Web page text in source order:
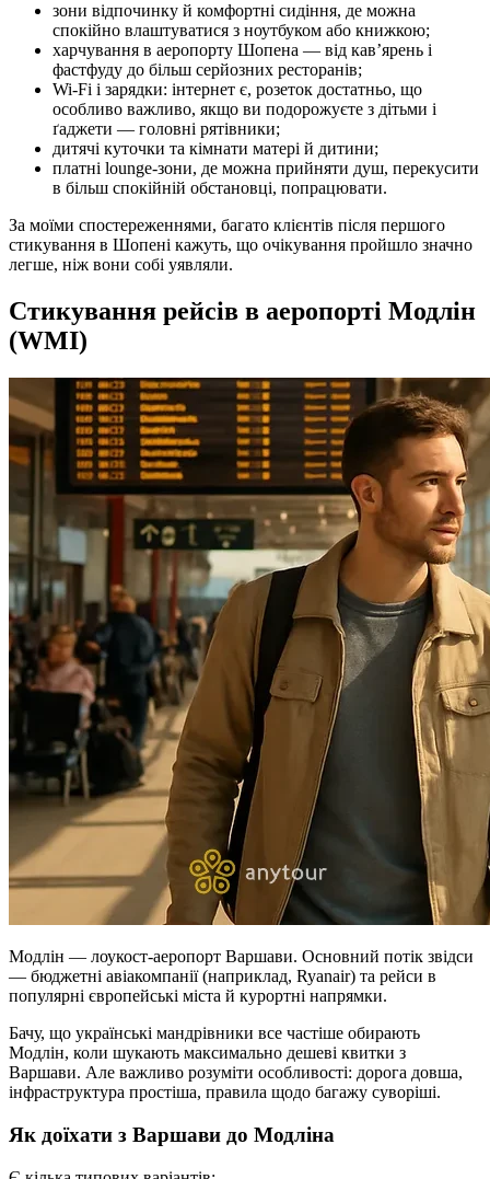
зони відпочинку й комфортні сидіння, де можна
спокійно влаштуватися з ноутбуком або книжкою;
харчування в аеропорту Шопена — від кав’ярень і
фастфуду до більш серйозних ресторанів;
Wi‑Fi і зарядки: інтернет є, розеток достатньо, що
особливо важливо, якщо ви подорожуєте з дітьми і
ґаджети — головні рятівники;
дитячі куточки та кімнати матері й дитини;
платні lounge-зони, де можна прийняти душ, перекусити
в більш спокійній обстановці, попрацювати.
За моїми спостереженнями, багато клієнтів після першого
стикування в Шопені кажуть, що очікування пройшло значно
легше, ніж вони собі уявляли.
Стикування рейсів в аеропорті Модлін
(WMI)
Модлін — лоукост-аеропорт Варшави. Основний потік звідси
— бюджетні авіакомпанії (наприклад, Ryanair) та рейси в
популярні європейські міста й курортні напрямки.
Бачу, що українські мандрівники все частіше обирають
Модлін, коли шукають максимально дешеві квитки з
Варшави. Але важливо розуміти особливості: дорога довша,
інфраструктура простіша, правила щодо багажу суворіші.
Як доїхати з Варшави до Модліна